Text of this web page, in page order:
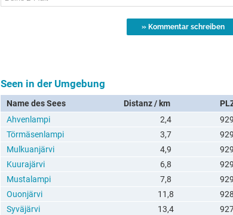
Seen in der Umgebung
Name des Sees Distanz / km
Ahvenlampi
2,4
Törmäsenlampi
3,7
Mulkuanjärvi
4,9
Kuurajärvi
6,8
Mustalampi
7,8
Ouonjärvi
11,8
Syväjärvi
13,4